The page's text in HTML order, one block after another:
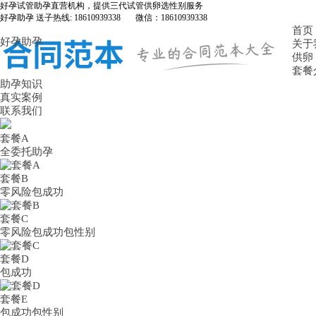
好孕试管助孕直营机构，提供三代试管供卵选性别服务
好孕助孕 送子热线: 18610939338 微信：18610939338
好孕助孕
首页
关于
供卵
套餐
助孕知识
真实案例
联系我们
套餐A
全委托助孕
套餐B
零风险包成功
套餐C
零风险包成功包性别
套餐D
包成功
套餐E
包成功包性别